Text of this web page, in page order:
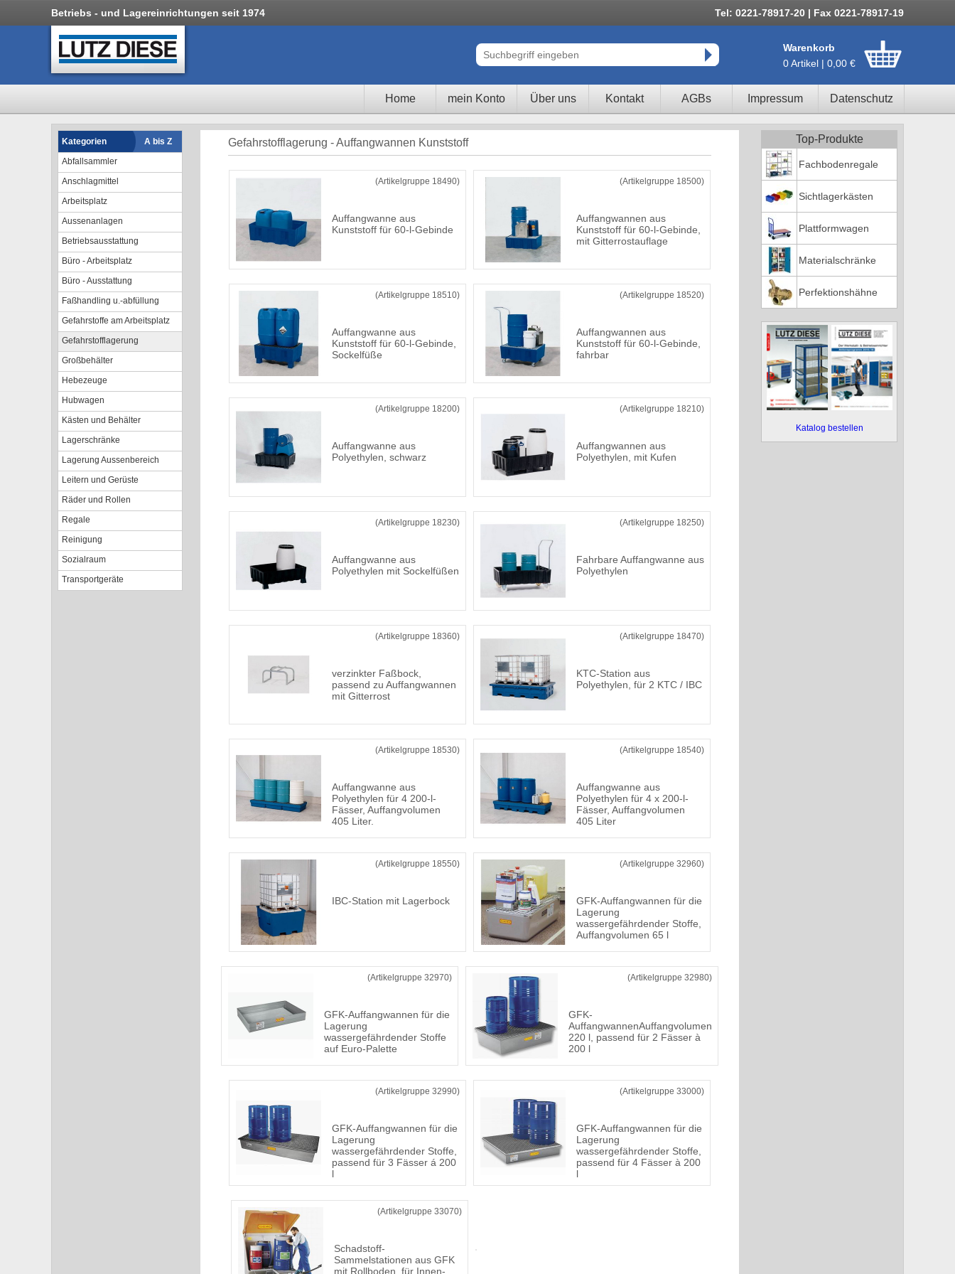
Betriebs - und Lagereinrichtungen seit 1974 Tel: 0221-78917-20 | Fax 0221-78917-19
Warenkorb
0 Artikel | 0,00 €
Home mein Konto Über uns Kontakt AGBs Impressum Datenschutz
Kategorien
A bis Z
Abfallsammler
Anschlagmittel
Arbeitsplatz
Aussenanlagen
Betriebsausstattung
Büro - Arbeitsplatz
Büro - Ausstattung
Faßhandling u.-abfüllung
Gefahrstoffe am Arbeitsplatz
Gefahrstofflagerung
Großbehälter
Hebezeuge
Hubwagen
Kästen und Behälter
Lagerschränke
Lagerung Aussenbereich
Leitern und Gerüste
Räder und Rollen
Regale
Reinigung
Sozialraum
Transportgeräte
Gefahrstofflagerung - Auffangwannen Kunststoff
(Artikelgruppe 18490)
Auffangwanne aus
Kunststoff für 60-l-Gebinde
(Artikelgruppe 18500)
Auffangwannen aus
Kunststoff für 60-l-Gebinde,
mit Gitterrostauflage
(Artikelgruppe 18510)
Auffangwanne aus
Kunststoff für 60-l-Gebinde,
Sockelfüße
(Artikelgruppe 18520)
Auffangwannen aus
Kunststoff für 60-l-Gebinde,
fahrbar
(Artikelgruppe 18200)
Auffangwanne aus
Polyethylen, schwarz
(Artikelgruppe 18210)
Auffangwannen aus
Polyethylen, mit Kufen
(Artikelgruppe 18230)
Auffangwanne aus
Polyethylen mit Sockelfüßen
(Artikelgruppe 18250)
Fahrbare Auffangwanne aus
Polyethylen
(Artikelgruppe 18360)
verzinkter Faßbock,
passend zu Auffangwannen
mit Gitterrost
(Artikelgruppe 18470)
KTC-Station aus
Polyethylen, für 2 KTC / IBC
(Artikelgruppe 18530)
Auffangwanne aus
Polyethylen für 4 200-l-
Fässer, Auffangvolumen
405 Liter.
(Artikelgruppe 18540)
Auffangwanne aus
Polyethylen für 4 x 200-l-
Fässer, Auffangvolumen
405 Liter
(Artikelgruppe 18550)
IBC-Station mit Lagerbock
(Artikelgruppe 32960)
GFK-Auffangwannen für die
Lagerung
wassergefährdender Stoffe,
Auffangvolumen 65 l
(Artikelgruppe 32970)
GFK-Auffangwannen für die
Lagerung
wassergefährdender Stoffe
auf Euro-Palette
(Artikelgruppe 32980)
GFK-
AuffangwannenAuffangvolumen
220 l, passend für 2 Fässer à
200 l
(Artikelgruppe 32990)
GFK-Auffangwannen für die
Lagerung
wassergefährdender Stoffe,
passend für 3 Fässer á 200
l
(Artikelgruppe 33000)
GFK-Auffangwannen für die
Lagerung
wassergefährdender Stoffe,
passend für 4 Fässer à 200
l
(Artikelgruppe 33070)
Schadstoff-
Sammelstationen aus GFK
mit Rollboden, für Innen-
Top-Produkte
Fachbodenregale
Sichtlagerkästen
Plattformwagen
Materialschränke
Perfektionshähne
Katalog bestellen